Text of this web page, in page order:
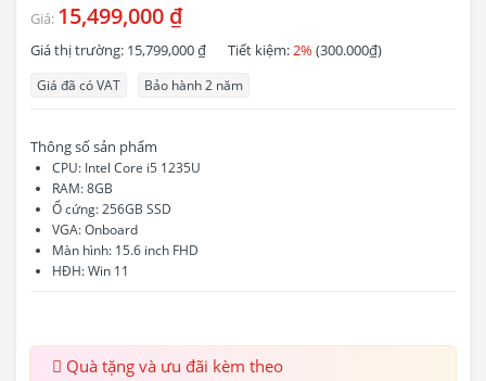
Giá: 15,499,000 ₫
Giá thị trường: 15,799,000 ₫ Tiết kiệm:2% (300.000₫)
Giá đã có VAT Bảo hành 2 năm
Thông số sản phẩm
CPU: Intel Core i5 1235U
RAM: 8GB
Ổ cứng: 256GB SSD
VGA: Onboard
Màn hình: 15.6 inch FHD
HĐH: Win 11
Quà tặng và ưu đãi kèm theo